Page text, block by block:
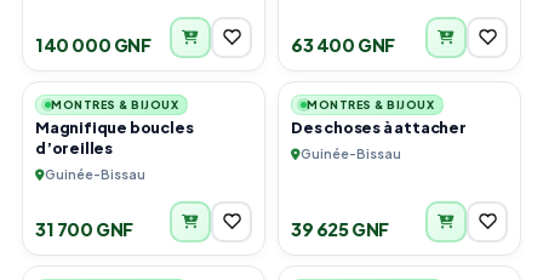
140 000 GNF 63 400 GNF
1
MONTRES & BIJOUX
Magnifique boucles
d’oreilles
Guinée-Bissau
31 700 GNF
1
MONTRES & BIJOUX
Des choses à attacher
Guinée-Bissau
39 625 GNF
1 1